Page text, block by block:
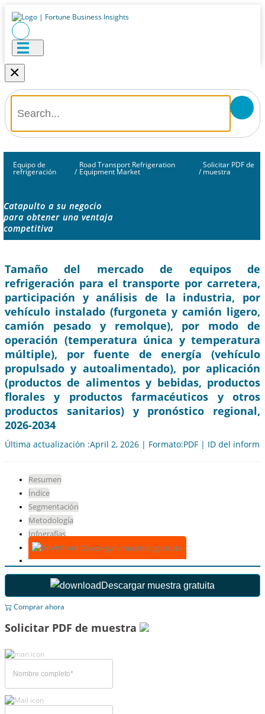
×
Equipo de
refrigeración /
Road Transport Refrigeration
Equipment Market /
Solicitar PDF de
muestra
Catapulto a su negocio
para obtener una ventaja
competitiva
Tamaño del mercado de equipos de
refrigeración para el transporte por carretera,
participación y análisis de la industria, por
vehículo instalado (furgoneta y camión ligero,
camión pesado y remolque), por modo de
operación (temperatura única y temperatura
múltiple), por fuente de energía (vehículo
propulsado y autoalimentado), por aplicación
(productos de alimentos y bebidas, productos
florales y productos farmacéuticos y otros
productos sanitarios) y pronóstico regional,
2026-2034
Última actualización :April 2, 2026 | Formato:PDF | ID del
Resumen
Índice
Segmentación
Metodología
Infografías
Descargar muestra gratuita
Descargar muestra gratuita
Comprar ahora
Solicitar PDF de muestra